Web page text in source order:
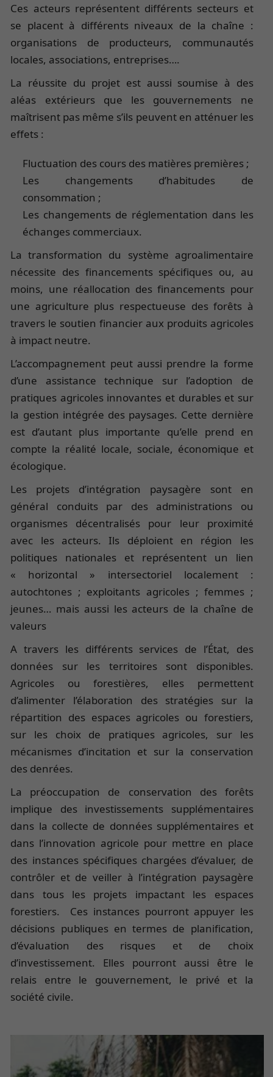
Ces acteurs représentent différents secteurs et
se placent à différents niveaux de la chaîne :
organisations de producteurs, communautés
locales, associations, entreprises….
La réussite du projet est aussi soumise à des
aléas extérieurs que les gouvernements ne
maîtrisent pas même s’ils peuvent en atténuer les
effets :
Fluctuation des cours des matières premières ;
Les changements d’habitudes de
consommation ;
Les changements de réglementation dans les
échanges commerciaux.
La transformation du système agroalimentaire
nécessite des financements spécifiques ou, au
moins, une réallocation des financements pour
une agriculture plus respectueuse des forêts à
travers le soutien financier aux produits agricoles
à impact neutre.
L’accompagnement peut aussi prendre la forme
d’une assistance technique sur l’adoption de
pratiques agricoles innovantes et durables et sur
la gestion intégrée des paysages. Cette dernière
est d’autant plus importante qu’elle prend en
compte la réalité locale, sociale, économique et
écologique.
Les projets d’intégration paysagère sont en
général conduits par des administrations ou
organismes décentralisés pour leur proximité
avec les acteurs. Ils déploient en région les
politiques nationales et représentent un lien
« horizontal » intersectoriel localement :
autochtones ; exploitants agricoles ; femmes ;
jeunes… mais aussi les acteurs de la chaîne de
valeurs
A travers les différents services de l’État, des
données sur les territoires sont disponibles.
Agricoles ou forestières, elles permettent
d’alimenter l’élaboration des stratégies sur la
répartition des espaces agricoles ou forestiers,
sur les choix de pratiques agricoles, sur les
mécanismes d’incitation et sur la conservation
des denrées.
La préoccupation de conservation des forêts
implique des investissements supplémentaires
dans la collecte de données supplémentaires et
dans l’innovation agricole pour mettre en place
des instances spécifiques chargées d’évaluer, de
contrôler et de veiller à l’intégration paysagère
dans tous les projets impactant les espaces
forestiers. Ces instances pourront appuyer les
décisions publiques en termes de planification,
d’évaluation des risques et de choix
d’investissement. Elles pourront aussi être le
relais entre le gouvernement, le privé et la
société civile.